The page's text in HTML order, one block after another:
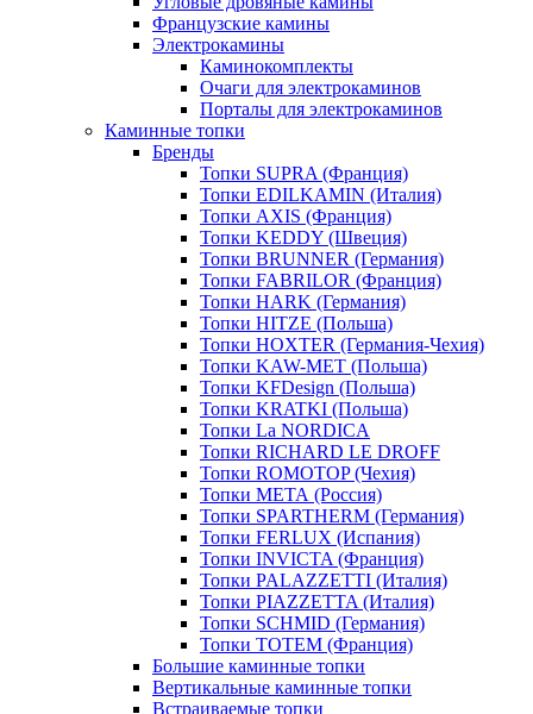
Французские камины
Электрокамины
Каминокомплекты
Очаги для электрокаминов
Порталы для электрокаминов
Каминные топки
Бренды
Топки SUPRA (Франция)
Топки EDILKAMIN (Италия)
Топки AXIS (Франция)
Топки KEDDY (Швеция)
Топки BRUNNER (Германия)
Топки FABRILOR (Франция)
Топки HARK (Германия)
Топки HITZE (Польша)
Топки HOXTER (Германия-Чехия)
Топки KAW-MET (Польша)
Топки KFDesign (Польша)
Топки KRATKI (Польша)
Топки La NORDICA
Топки RICHARD LE DROFF
Топки ROMOTOP (Чехия)
Топки МЕТА (Россия)
Топки SPARTHERM (Германия)
Топки FERLUX (Испания)
Топки INVICTA (Франция)
Топки PALAZZETTI (Италия)
Топки PIAZZETTA (Италия)
Топки SCHMID (Германия)
Топки TOTEM (Франция)
Большие каминные топки
Вертикальные каминные топки
Встраиваемые топки